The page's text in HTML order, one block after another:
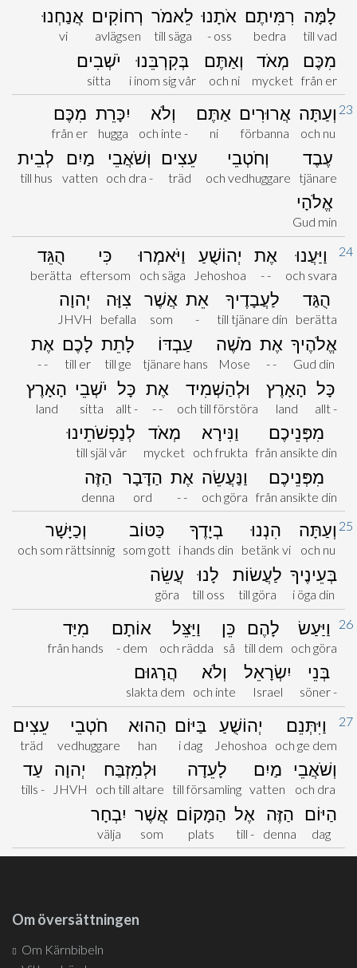
לָמָּה
till vad
רִמִּיתֶם
bedra
אֹתָנוּ
- oss
לֵאמֹר
till säga
רְחוֹקִים
avlägsen
אֲנַחְנוּ
vi
מִכֶּם
från er
מְאֹד
mycket
וְאַתֶּם
och ni
בְּקִרְבֵּנוּ
i inom sig vår
יֹשְׁבִים
sitta
23 וְעַתָּה
och nu
אֲרוּרִים
förbanna
אַתֶּם
ni
וְלֹא
och inte -
יִכָּרֵת
hugga
מִכֶּם
från er
עֶבֶד
tjänare
וְחֹטְבֵי
och vedhuggare
עֵצִים
träd
וְשֹׁאֲבֵי
och dra -
מַיִם
vatten
לְבֵית
till hus
אֱלֹהָי
Gud min
24
וַיַּעֲנוּ
och svara
אֶת
- -
יְהוֹשֻׁעַ
Jehoshoa
וַיֹּאמְרוּ
och säga
כִּי
eftersom
הֻגֵּד
berätta
הֻגַּד
berätta
לַעֲבָדֶיךָ
till tjänare din
אֵת
-
אֲשֶׁר
som
צִוָּה
befalla
יְהוָה
JHVH
אֱלֹהֶיךָ
Gud din
אֶת
- -
מֹשֶׁה
Mose
עַבְדּוֹ
tjänare hans
לָתֵת
till ge
לָכֶם
till er
אֶת
- -
כָּל
allt -
הָאָרֶץ
land
וּלְהַשְׁמִיד
och till förstöra
אֶת
- -
כָּל
allt -
יֹשְׁבֵי
sitta
הָאָרֶץ
land
מִפְּנֵיכֶם
från ansikte din
וַנִּירָא
och frukta
מְאֹד
mycket
לְנַפְשֹׁתֵינוּ
till själ vår
מִפְּנֵיכֶם
från ansikte din
וַנַּעֲשֵׂה
och göra
אֶת
- -
הַדָּבָר
ord
הַזֶּה
denna
25 וְעַתָּה
och nu
הִנְנוּ
betänk vi
בְיָדֶךָ
i hands din
כַּטּוֹב
som gott
וְכַיָּשָׁר
och som rättsinnig
בְּעֵינֶיךָ
i öga din
לַעֲשׂוֹת
till göra
לָנוּ
till oss
עֲשֵׂה
göra
26
וַיַּעַשׂ
och göra
לָהֶם
till dem
כֵּן
så
וַיַּצֵּל
och rädda
אוֹתָם
- dem
מִיַּד
från hands
בְּנֵי
söner -
יִשְׂרָאֵל
Israel
וְלֹא
och inte
הֲרָגוּם
slakta dem
27
וַיִּתְּנֵם
och ge dem
יְהוֹשֻׁעַ
Jehoshoa
בַּיּוֹם
i dag
הַהוּא
han
חֹטְבֵי
vedhuggare
עֵצִים
träd
וְשֹׁאֲבֵי
och dra
מַיִם
vatten
לָעֵדָה
till församling
וּלְמִזְבַּח
och till altare
יְהוָה
JHVH
עַד
tills -
הַיּוֹם
dag
הַזֶּה
denna
אֶל
till -
הַמָּקוֹם
plats
אֲשֶׁר
som
יִבְחָר
välja
Om översättningen
Om Kärnbibeln